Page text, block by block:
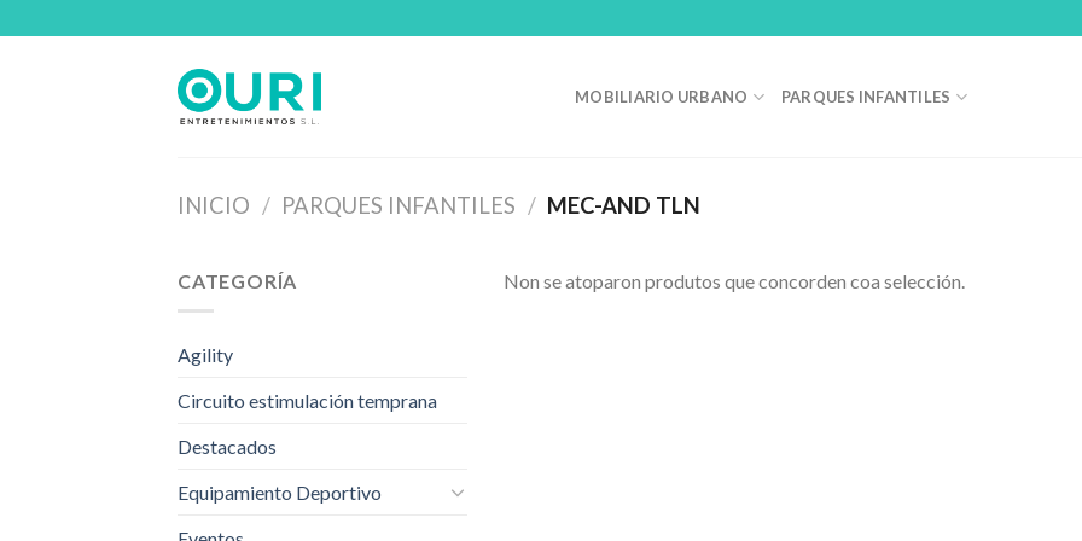
MOBILIARIO URBANO PARQUES INFANTILES
INICIO / PARQUES INFANTILES / MEC-AND TLN
CATEGORÍA
Agility
Circuito estimulación temprana
Destacados
Equipamiento Deportivo
Non se atoparon produtos que concorden coa selección.